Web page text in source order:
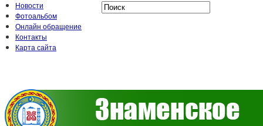
Новости
Фотоальбом
Онлайн обращение
Контакты
Карта сайта